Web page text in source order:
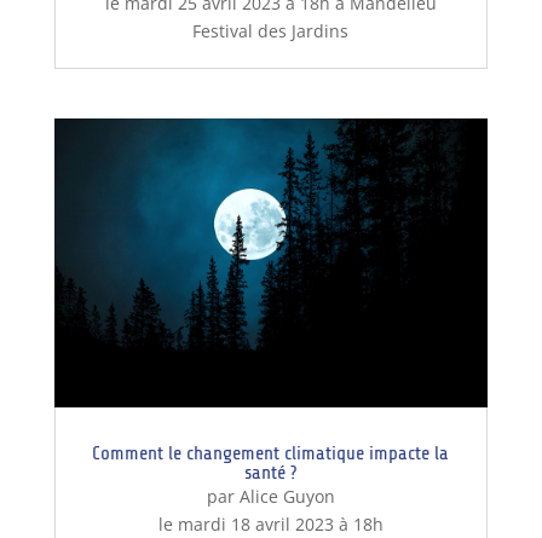
Festival des Jardins
Comment le changement climatique impacte la
santé ?
par Alice Guyon
le mardi 18 avril 2023 à 18h